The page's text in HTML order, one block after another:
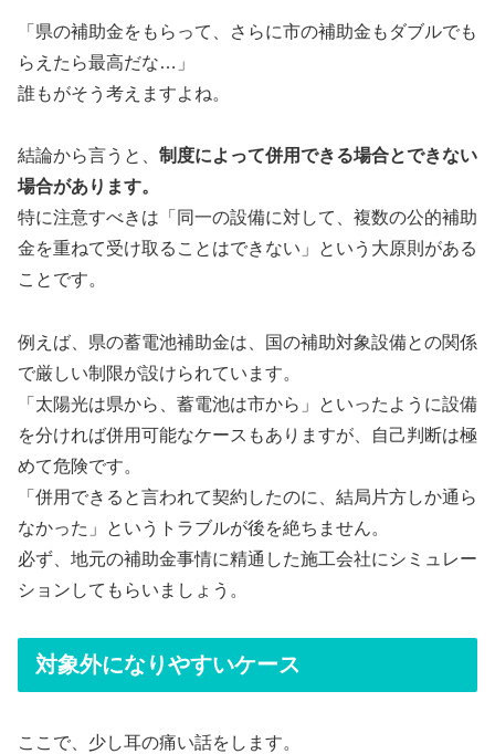
「県の補助金をもらって、さらに市の補助金もダブルでも
らえたら最高だな…」
誰もがそう考えますよね。
結論から言うと、 制度によって併用できる場合とできない
場合があります。
特に注意すべきは「同一の設備に対して、複数の公的補助
金を重ねて受け取ることはできない」という大原則がある
ことです。
例えば、県の蓄電池補助金は、国の補助対象設備との関係
で厳しい制限が設けられています。
「太陽光は県から、蓄電池は市から」といったように設備
を分ければ併用可能なケースもありますが、自己判断は極
めて危険です。
「併用できると言われて契約したのに、結局片方しか通ら
なかった」というトラブルが後を絶ちません。
必ず、地元の補助金事情に精通した施工会社にシミュレー
ションしてもらいましょう。
対象外になりやすいケース
ここで、少し耳の痛い話をします。